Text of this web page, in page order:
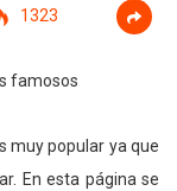
1323
muy popular ya que
En esta página se